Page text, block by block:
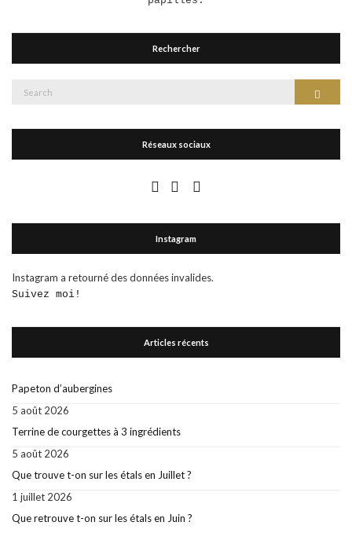
Rechercher
Réseaux sociaux
Instagram
Instagram a retourné des données invalides.
Suivez moi!
Articles récents
Papeton d’aubergines
5 août 2026
Terrine de courgettes à 3 ingrédients
5 août 2026
Que trouve t-on sur les étals en Juillet ?
1 juillet 2026
Que retrouve t-on sur les étals en Juin ?